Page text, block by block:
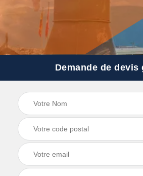
Demande de devis